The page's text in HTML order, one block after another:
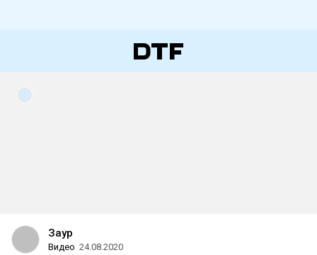
Заур
Видео 24.08.2020